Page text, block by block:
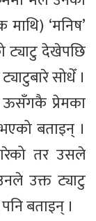
‘मनिष’
ट्याटु देखेपछि
सोधेँ ।
ऊसँगकै प्रेमका
बताइन् ।
तर उसले
उक्त ट्याटु
बताइन् ।